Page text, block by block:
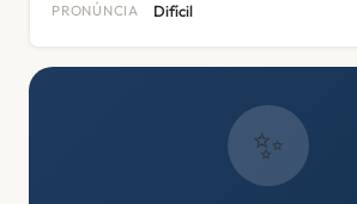
PRONÚNCIA Difícil
✨